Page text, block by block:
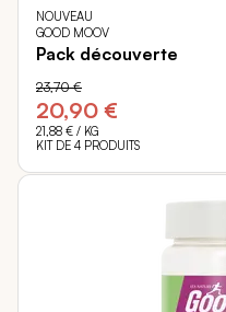
NOUVEAU
GOOD MOOV
Pack découverte
20,90 €
23,70 €
21,88 € / KG
KIT DE 4 PRODUITS